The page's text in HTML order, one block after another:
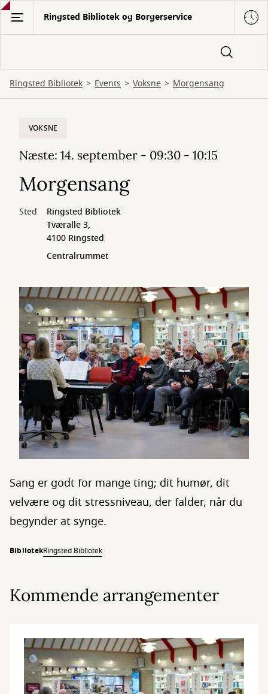
Gå
hovedindhold
Ringsted Bibliotek og Borgerservice
Ringsted Bibliotek Events Voksne Morgensang
VOKSNE
Næste: 14. september - 09:30 - 10:15
Morgensang
Sted
Ringsted Bibliotek
Tværalle 3,
4100 Ringsted
Centralrummet
Sang er godt for mange ting; dit humør, dit
velvære og dit stressniveau, der falder, når du
begynder at synge.
BibliotekRingsted Bibliotek
Kommende arrangementer